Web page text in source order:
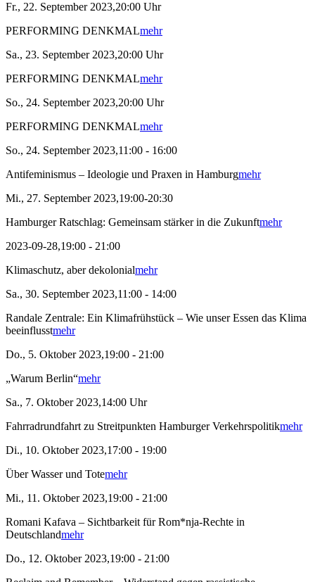
Fr., 22. September 2023,20:00 Uhr
PERFORMING DENKMALmehr
Sa., 23. September 2023,20:00 Uhr
PERFORMING DENKMALmehr
So., 24. September 2023,20:00 Uhr
PERFORMING DENKMALmehr
So., 24. September 2023,11:00 - 16:00
Antifeminismus – Ideologie und Praxen in Hamburgmehr
Mi., 27. September 2023,19:00-20:30
Hamburger Ratschlag: Gemeinsam stärker in die Zukunftmehr
2023-09-28,19:00 - 21:00
Klimaschutz, aber dekolonialmehr
Sa., 30. September 2023,11:00 - 14:00
Randale Zentrale: Ein Klimafrühstück – Wie unser Essen das Klima
beeinflusstmehr
Do., 5. Oktober 2023,19:00 - 21:00
„Warum Berlin“mehr
Sa., 7. Oktober 2023,14:00 Uhr
Fahrradrundfahrt zu Streitpunkten Hamburger Verkehrspolitikmehr
Di., 10. Oktober 2023,17:00 - 19:00
Über Wasser und Totemehr
Mi., 11. Oktober 2023,19:00 - 21:00
Romani Kafava – Sichtbarkeit für Rom*nja-Rechte in
Deutschlandmehr
Do., 12. Oktober 2023,19:00 - 21:00